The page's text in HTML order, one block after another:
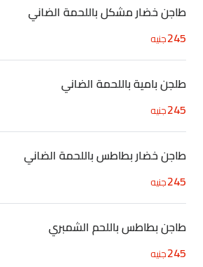
طاجن خضار مشكل باللحمة الضاني
245جنيه
طلجن بامية باللحمة الضاني
245جنيه
طاجن خضار بطاطس باللحمة الضاني
245جنيه
طاجن بطاطس باللحم الشمبري
245جنيه